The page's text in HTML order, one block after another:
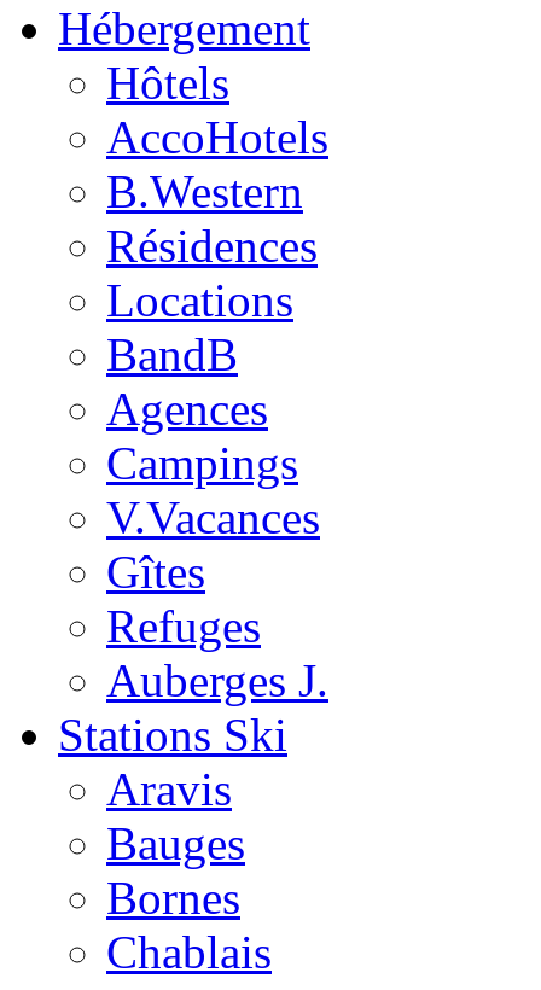
Hébergement
Hôtels
AccoHotels
B.Western
Résidences
Locations
BandB
Agences
Campings
V.Vacances
Gîtes
Refuges
Auberges J.
Stations Ski
Aravis
Bauges
Bornes
Chablais